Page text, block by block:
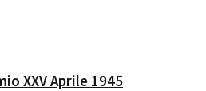
XXV Aprile 1945